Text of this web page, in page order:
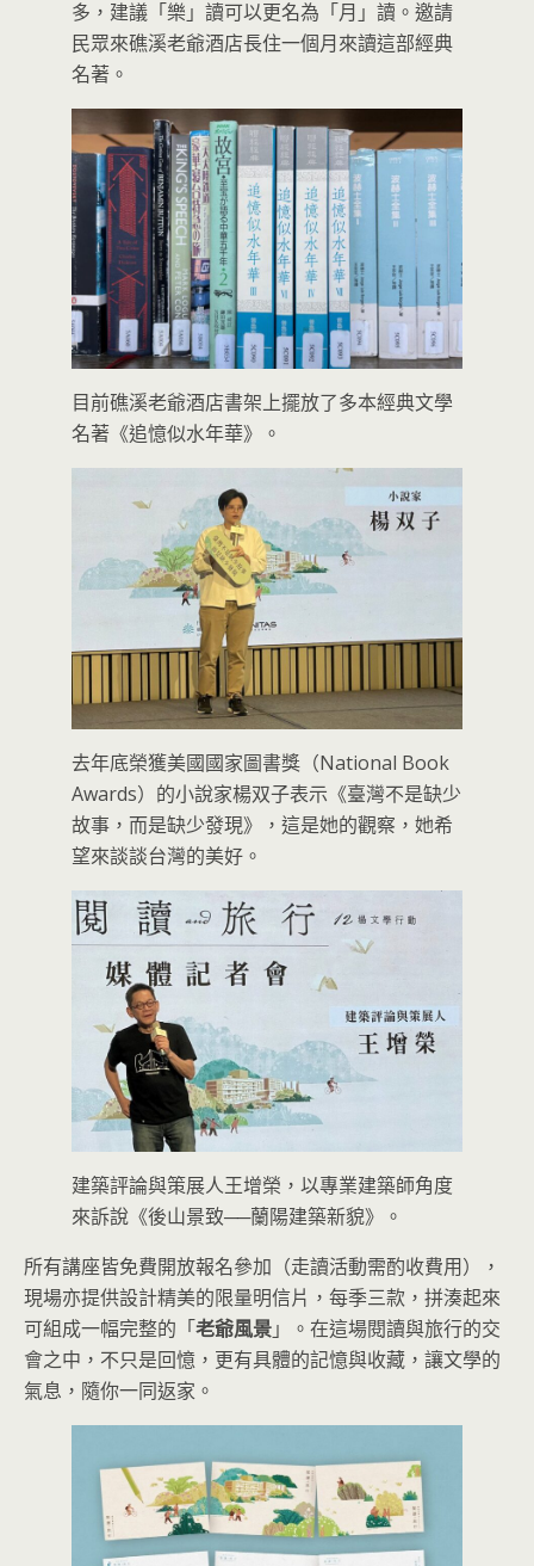
多，建議「樂」讀可以更名為「月」讀。邀請
民眾來礁溪老爺酒店長住一個月來讀這部經典
名著。
目前礁溪老爺酒店書架上擺放了多本經典文學
名著《追憶似水年華》。
去年底榮獲美國國家圖書獎（National Book
Awards）的小說家楊双子表示《臺灣不是缺少
故事，而是缺少發現》，這是她的觀察，她希
望來談談台灣的美好。
建築評論與策展人王增榮，以專業建築師角度
來訴說《後山景致──蘭陽建築新貌》。
所有講座皆免費開放報名參加（走讀活動需酌收費用），
現場亦提供設計精美的限量明信片，每季三款，拼湊起來
可組成一幅完整的「老爺風景」。在這場閱讀與旅行的交
會之中，不只是回憶，更有具體的記憶與收藏，讓文學的
氣息，隨你一同返家。